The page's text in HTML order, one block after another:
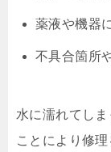
薬液や機器
不具合箇所
水に濡れてし
ことにより修